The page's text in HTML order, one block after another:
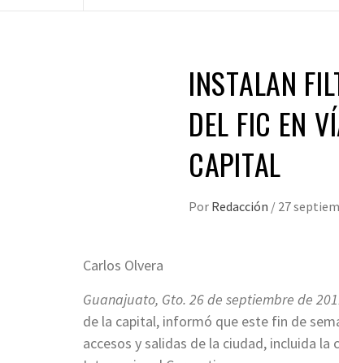
INSTALAN
DEL FIC EN
CAPITAL
Por Redacción / 27
Carlos Olvera
Guanajuato, Gto. 26 de septiembre de
de la capital, informó que este fin de
accesos y salidas de la ciudad, incluida